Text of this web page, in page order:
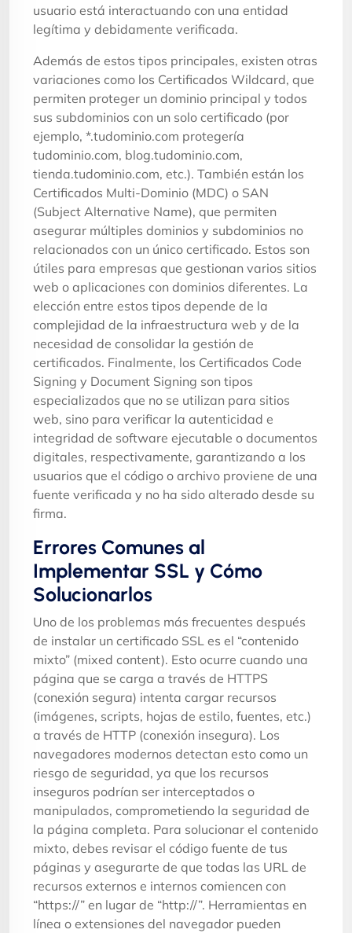
usuario está interactuando con una entidad
legítima y debidamente verificada.
Además de estos tipos principales, existen otras
variaciones como los Certificados Wildcard, que
permiten proteger un dominio principal y todos
sus subdominios con un solo certificado (por
ejemplo, *.tudominio.com protegería
tudominio.com, blog.tudominio.com,
tienda.tudominio.com, etc.). También están los
Certificados Multi-Dominio (MDC) o SAN
(Subject Alternative Name), que permiten
asegurar múltiples dominios y subdominios no
relacionados con un único certificado. Estos son
útiles para empresas que gestionan varios sitios
web o aplicaciones con dominios diferentes. La
elección entre estos tipos depende de la
complejidad de la infraestructura web y de la
necesidad de consolidar la gestión de
certificados. Finalmente, los Certificados Code
Signing y Document Signing son tipos
especializados que no se utilizan para sitios
web, sino para verificar la autenticidad e
integridad de software ejecutable o documentos
digitales, respectivamente, garantizando a los
usuarios que el código o archivo proviene de una
fuente verificada y no ha sido alterado desde su
firma.
Errores Comunes al
Implementar SSL y Cómo
Solucionarlos
Uno de los problemas más frecuentes después
de instalar un certificado SSL es el “contenido
mixto” (mixed content). Esto ocurre cuando una
página que se carga a través de HTTPS
(conexión segura) intenta cargar recursos
(imágenes, scripts, hojas de estilo, fuentes, etc.)
a través de HTTP (conexión insegura). Los
navegadores modernos detectan esto como un
riesgo de seguridad, ya que los recursos
inseguros podrían ser interceptados o
manipulados, comprometiendo la seguridad de
la página completa. Para solucionar el contenido
mixto, debes revisar el código fuente de tus
páginas y asegurarte de que todas las URL de
recursos externos e internos comiencen con
“https://” en lugar de “http://”. Herramientas en
línea o extensiones del navegador pueden